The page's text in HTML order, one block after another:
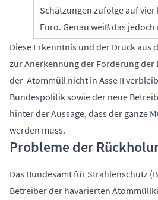
Schätzungen zufolge auf
Euro. Genau weiß das
Diese Erkenntnis und der Druck aus
zur Anerkennung der Forderung
der Atommüll nicht in Asse II
Bundespolitik sowie der neue
hinter der Aussage, dass der ganze
werden muss.
Probleme der
Das Bundesamt für Strahlenschutz
Betreiber der havarierten